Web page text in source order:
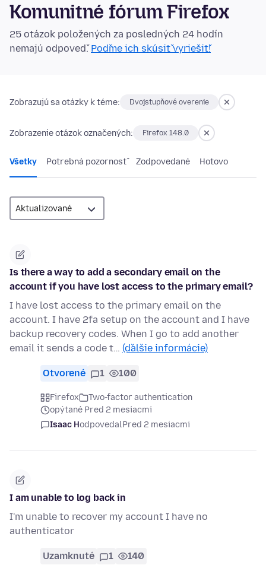
Komunitné fórum Firefox
25 otázok položených za posledných 24 hodín
nemajú odpoveď.Poďme ich skúsiť vyriešiť!
Zobrazujú sa otázky k téme: Dvojstupňové overenie
Zobrazenie otázok označených: Firefox 148.0
Všetky Potrebná pozornosť Zodpovedané Hotovo
Is there a way to add a secondary email on the
account if you have lost access to the primary email?
I have lost access to the primary email on the
account. I have 2fa setup on the account and I have
backup recovery codes. When I go to add another
email it sends a code t… (ďalšie informácie)
Otvorené 1 100
Firefox
Two-factor authentication
opýtané Pred 2 mesiacmi
Isaac HodpovedalPred 2 mesiacmi
I am unable to log back in
I'm unable to recover my account I have no
authenticator
Uzamknuté 1 140